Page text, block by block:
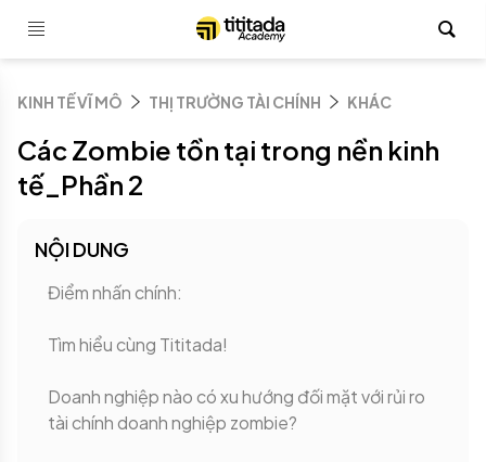
KINH TẾ VĨ MÔ THỊ TRƯỜNG TÀI CHÍNH KHÁC
Các Zombie tồn tại trong nền kinh
tế_Phần 2
NỘI DUNG
Điểm nhấn chính:
Tìm hiểu cùng Tititada!
Doanh nghiệp nào có xu hướng đối mặt với rủi ro
tài chính doanh nghiệp zombie?